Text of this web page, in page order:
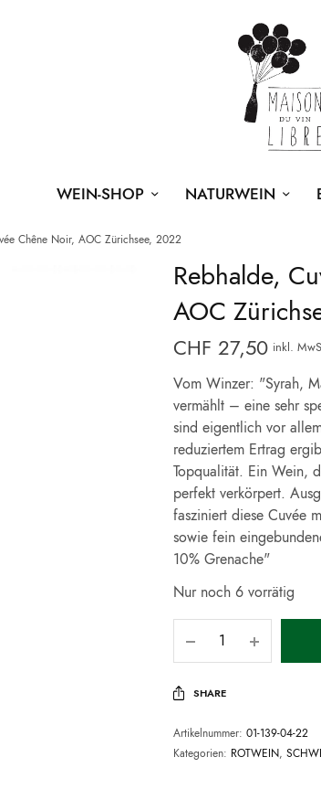
WEIN-SHOP NATURWEIN
Chêne Noir, AOC Zürichsee, 2022
Rebhalde,
AOC
CHF 27,50 inkl.
Vom Winzer: "Syrah,
vermählt – eine sehr
sind eigentlich vor
reduziertem Ertrag
Topqualität. Ein Wein,
perfekt verkörpert.
fasziniert diese Cuvée
sowie fein
10% Grenache"
Nur noch 6 vorrätig
SHARE
Artikelnummer: 01-139-04-22
Kategorien: ROTWEIN,